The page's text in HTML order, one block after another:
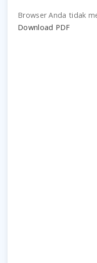
Browser Anda tidak
Download PDF